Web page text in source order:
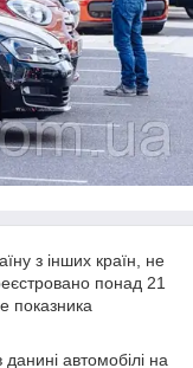
з інших країн, не
понад 21
показника
автомобілі на